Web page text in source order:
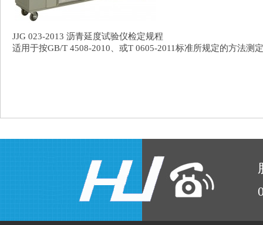
JJG 023-2013 沥青延度试验仪检定规程
适用于按GB/T 4508-2010、或T 0605-2011标准所规定的方法